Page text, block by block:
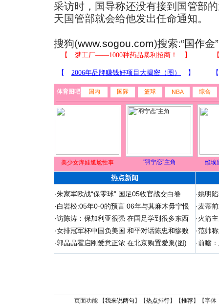
采访时，国导称还没有接到国管部
天国管部就会给他发出任命通知。
搜狗(www.sogou.com)搜索:“国作金
体育图吧 国内 国际 篮球 NBA 综合
美少女库娃尴尬性事 “羽宁恋”主角 维埃
热点新闻
·朱家军欧战“保零球” 国足05收官战交白卷
·白岩松:05年0-0的预言 06年与其麻木毋宁恨
·访陈涛：保加利亚很强 在国足学到很多东西
·女排冠军杯中国负美国 和平对话陈忠和惨败
·郭晶晶霍启刚爱意正浓 在北京购置爱巢(图)
·姚明
·麦蒂
·火箭
·范帅
·前瞻
页面功能 【我来说两句 】【热点排行】【推荐】【字体